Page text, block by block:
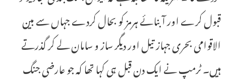
قبول کرے اور آبنائے ہرمز کو بحال کردے جہاں سے بین
الاقوامی بحری جہاز تیل اور دیگر ساز و سامان لے کر گذرتے
ہیں۔ ٹرمپ نے ایک دن قبل ہی کہا تھا کہ جو عارضی جنگ